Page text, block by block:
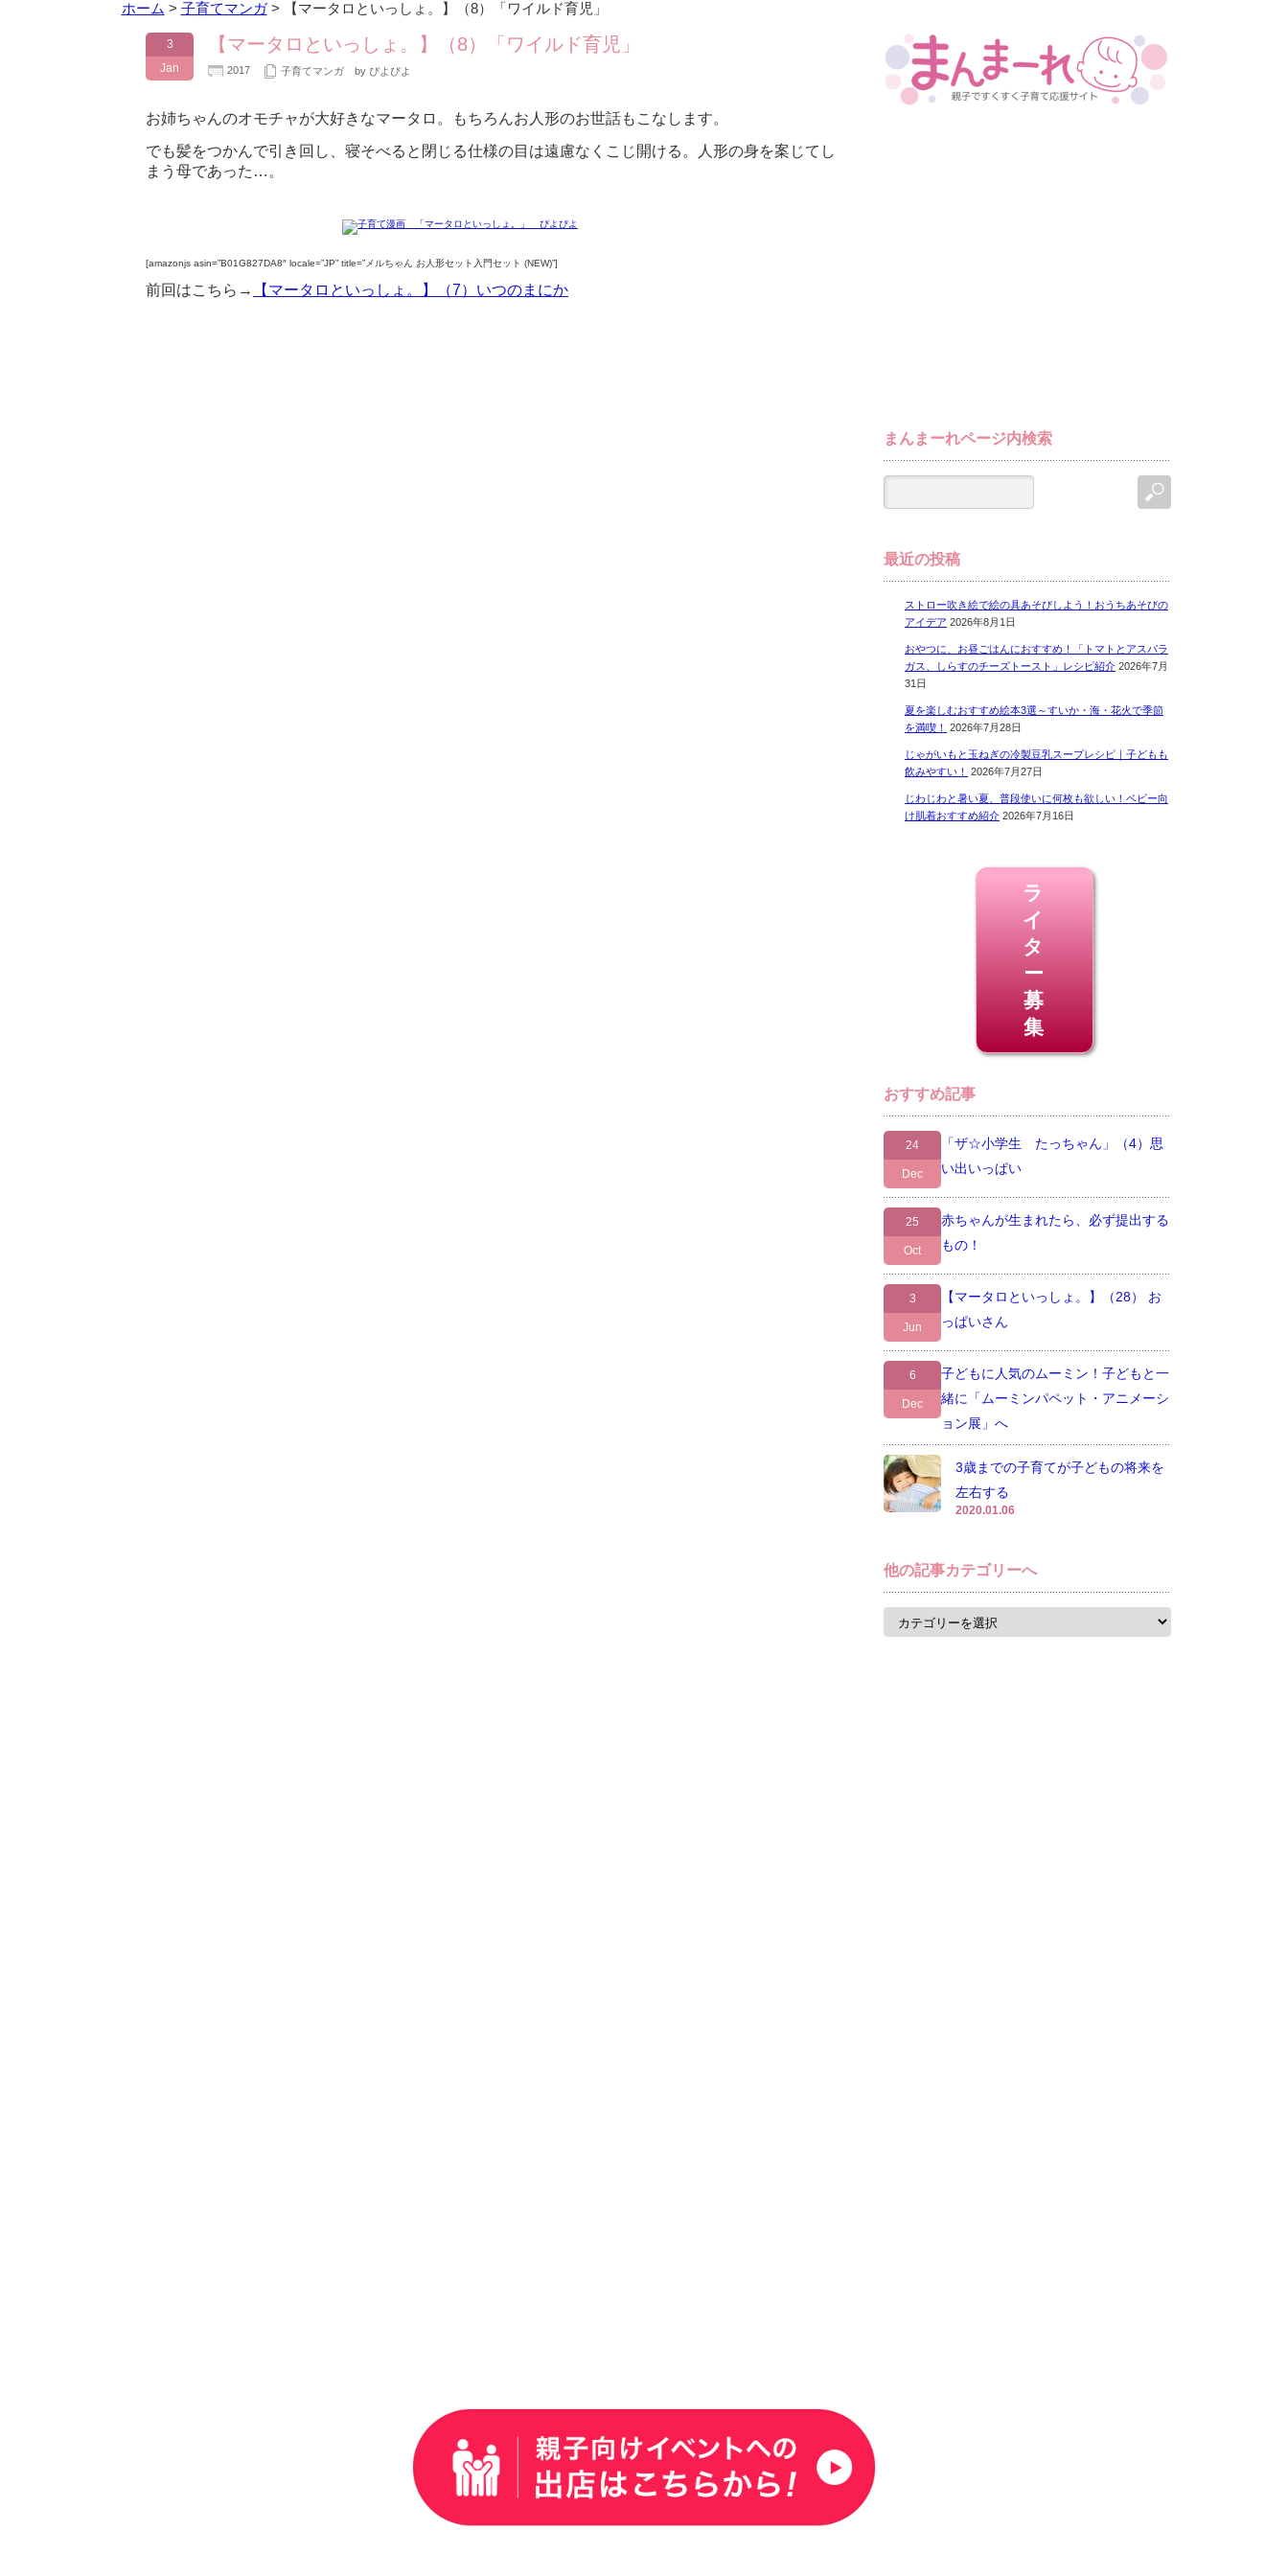
ホーム > 子育てマンガ> 【マータロといっしょ。】（8）「ワイルド育児」
3
Jan
【マータロといっしょ。】（8）「ワイルド育児」
2017 子育てマンガ by ぴよぴよ
お姉ちゃんのオモチャが大好きなマータロ。もちろんお人形のお世話もこなします。
でも髪をつかんで引き回し、寝そべると閉じる仕様の目は遠慮なくこじ開ける。人形の身を案じてし
まう母であった…。
[amazonjs asin=”B01G827DA8″ locale=”JP” title=”メルちゃん お人形セット入門セット (NEW)”]
前回はこちら→ 【マータロといっしょ。】（7）いつのまにか
まんまーれページ内検索
最近の投稿
ストロー吹き絵で絵の具あそびしよう！おうちあそびの
アイデア 2026年8月1日
おやつに、お昼ごはんにおすすめ！「トマトとアスパラ
ガス、しらすのチーズトースト」レシピ紹介 2026年7月
31日
夏を楽しむおすすめ絵本3選～すいか・海・花火で季節
を満喫！
2026年7月28日
じゃがいもと玉ねぎの冷製豆乳スープレシピ｜子どもも
飲みやすい！
2026年7月27日
じわじわと暑い夏、普段使いに何枚も欲しい！ベビー向
け肌着おすすめ紹介 2026年7月16日
ラ
イ
タ
ー
募
集
おすすめ記事
24
Dec
「ザ☆小学生 たっちゃん」（4）思
い出いっぱい
25
Oct
赤ちゃんが生まれたら、必ず提出する
もの！
3
Jun
【マータロといっしょ。】（28） お
っぱいさん
6
Dec
子どもに人気のムーミン！子どもと一
緒に「ムーミンパペット・アニメーシ
ョン展」へ
3歳までの子育てが子どもの将来を
左右する
2020.01.06
他の記事カテゴリーへ
他